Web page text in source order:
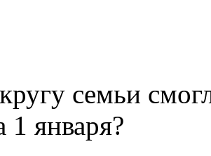
семьи
1 января?